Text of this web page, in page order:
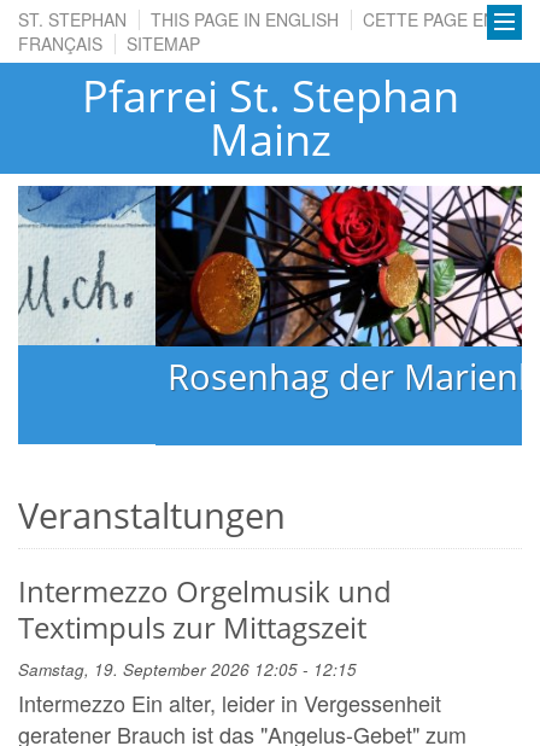
ST. STEPHAN THIS PAGE IN ENGLISH
CETTE PAGE EN
FRANÇAIS
SITEMAP
Pfarrei St. Stephan
Mainz
Rosenhag der Marienkapelle
Veranstaltungen
Intermezzo Orgelmusik und
Textimpuls zur Mittagszeit
Samstag, 19. September 2026 12:05 - 12:15
Intermezzo Ein alter, leider in Vergessenheit
geratener Brauch ist das "Angelus-Gebet" zum